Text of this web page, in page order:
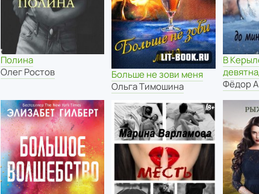
Полина
Олег Ростов
Больше не зови меня
Ольга Тимошина
В
Фёдор